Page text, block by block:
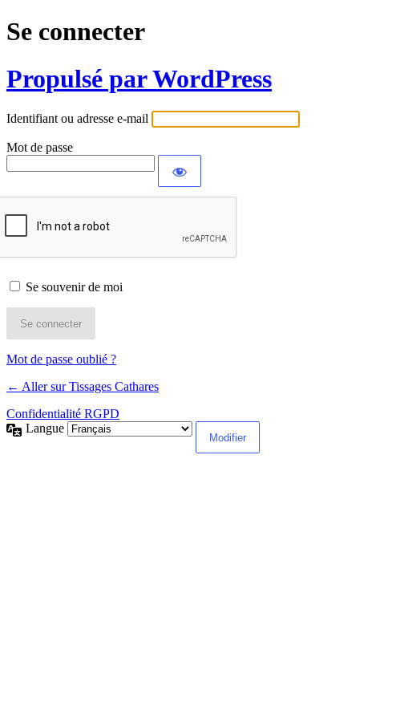
Se connecter
Propulsé par WordPress
Identifiant ou adresse e-mail
Mot de passe
Se souvenir de moi
Mot de passe oublié ?
← Aller sur Tissages Cathares
Confidentialité RGPD
Langue